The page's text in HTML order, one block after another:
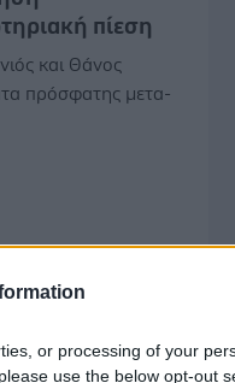
or processing of your
use the below opt-out
πίεση
και Θάνος
πρόσφατης μετα-
Ελλάδα
παρατηρείται